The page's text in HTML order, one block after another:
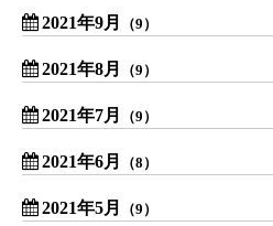
2021年9月 （9）
2021年8月 （9）
2021年7月 （9）
2021年6月 （8）
2021年5月 （9）